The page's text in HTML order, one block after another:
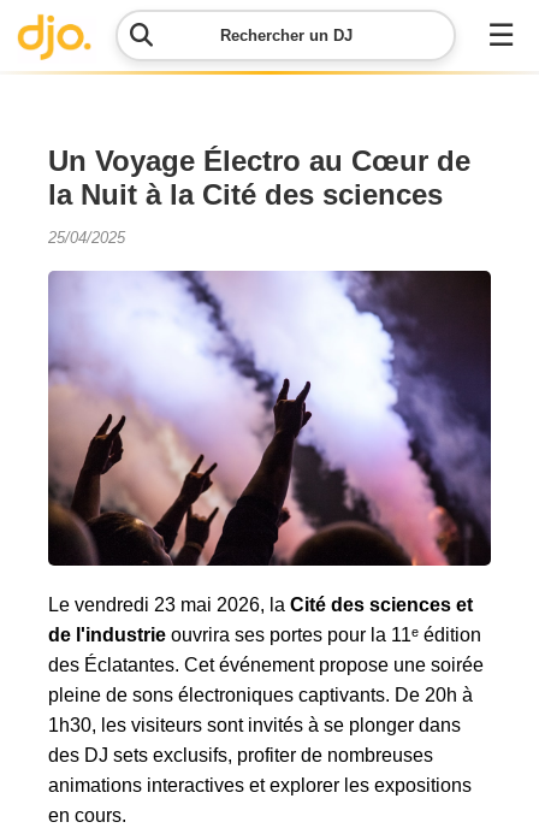
Rechercher un DJ ☰
Menu
Contacter
DJO
Simulateur
de prix
Un Voyage Électro au Cœur de
la Nuit à la Cité des sciences
25/04/2025
Le vendredi 23 mai 2026, la Cité des sciences et
de l'industrie ouvrira ses portes pour la 11ᵉ édition
des Éclatantes. Cet événement propose une soirée
pleine de sons électroniques captivants. De 20h à
1h30, les visiteurs sont invités à se plonger dans
des DJ sets exclusifs, profiter de nombreuses
animations interactives et explorer les expositions
en cours.